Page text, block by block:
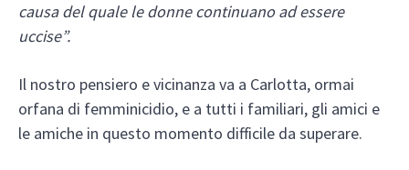
causa del quale le donne continuano ad essere
uccise”.
Il nostro pensiero e vicinanza va a Carlotta, ormai
orfana di femminicidio, e a tutti i familiari, gli amici e
le amiche in questo momento difficile da superare.